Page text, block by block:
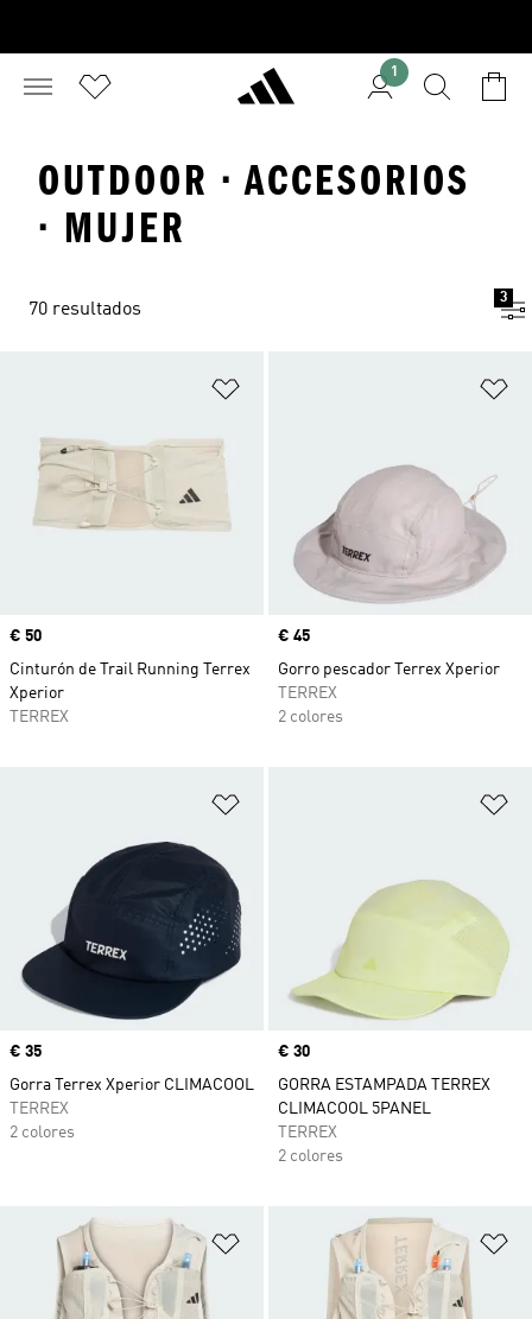
1
OUTDOOR · ACCESORIOS
· MUJER
70 resultados
3
Precio
€ 50
Cinturón de Trail Running Terrex
Xperior
TERREX
Precio
€ 45
Gorro pescador Terrex Xperior
TERREX
2 colores
Precio
€ 35
Gorra Terrex Xperior CLIMACOOL
TERREX
2 colores
Precio
€ 30
GORRA ESTAMPADA TERREX
CLIMACOOL 5PANEL
TERREX
2 colores
Añadir a la lista de deseos